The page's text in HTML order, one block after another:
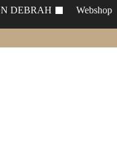
DEBRAH Webshop